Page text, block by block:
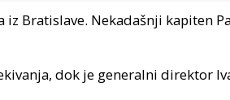
iz Bratislave. Nekadašnji kapiten
dok je generalni direktor